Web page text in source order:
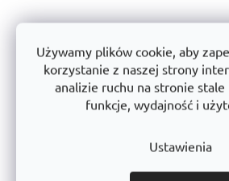
Używamy plików cookie, aby
korzystanie z naszej strony
analizie ruchu na stronie stale
funkcje, wydajność i
Ustawienia
Montujemy regały w całej
Towary dostępne od